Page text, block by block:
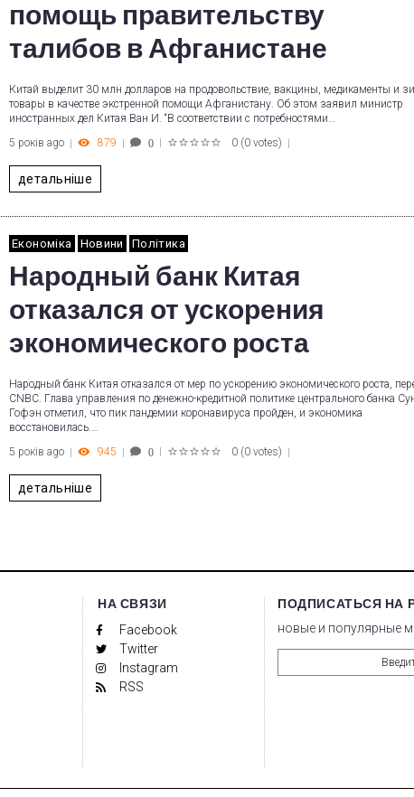
помощь правительству
талибов в Афганистане
Китай выделит 30 млн долларов на продовольствие, вакцины, медикаменты и
товары в качестве экстренной помощи Афганистану. Об этом заявил министр
иностранных дел Китая Ван И. “В соответствии с потребностями…
5 років ago
879 0 0 (0 votes)
детальніше
Економіка Новини Політика
Народный банк Китая
отказался от ускорения
экономического роста
Народный банк Китая отказался от мер по ускорению экономического роста,
CNBC. Глава управления по денежно-кредитной политике центрального банка
Гофэн отметил, что пик пандемии коронавируса пройден, и экономика
восстановилась.…
5 років ago
945 0 0 (0 votes)
детальніше
НА СВЯЗИ
Facebook
Twitter
Instagram
RSS
ПОДПИСАТЬСЯ НА
новые и популярные